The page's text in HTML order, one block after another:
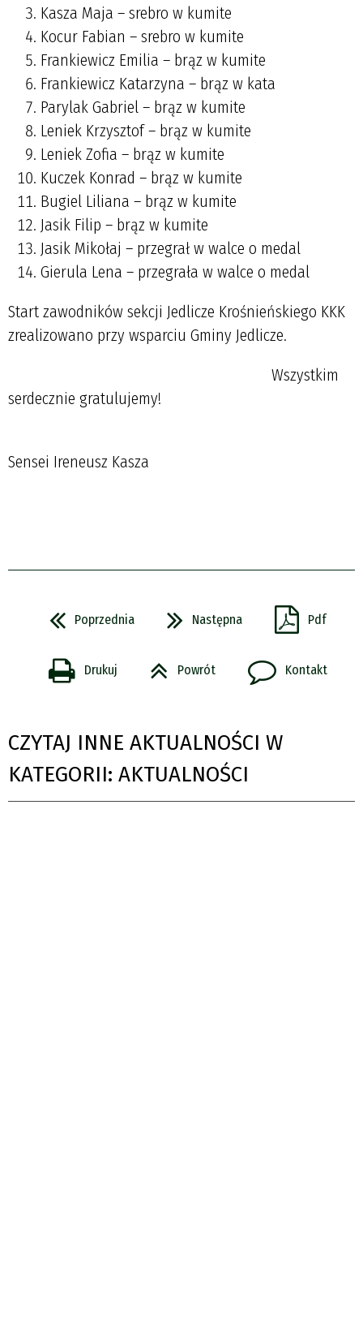
Kasza Maja – srebro w kumite
Kocur Fabian – srebro w kumite
Frankiewicz Emilia – brąz w kumite
Frankiewicz Katarzyna – brąz w kata
Parylak Gabriel – brąz w kumite
Leniek Krzysztof – brąz w kumite
Leniek Zofia – brąz w kumite
Kuczek Konrad – brąz w kumite
Bugiel Liliana – brąz w kumite
Jasik Filip – brąz w kumite
Jasik Mikołaj – przegrał w walce o medal
Gierula Lena – przegrała w walce o medal
Start zawodników sekcji Jedlicze Krośnieńskiego KKK
zrealizowano przy wsparciu Gminy Jedlicze.
Wszystkim
serdecznie gratulujemy!
Sensei Ireneusz Kasza
Poprzednia Następna Pdf
Drukuj Powrót Kontakt
CZYTAJ INNE AKTUALNOŚCI W
KATEGORII: AKTUALNOŚCI